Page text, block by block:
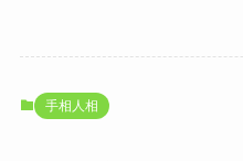
手相人相